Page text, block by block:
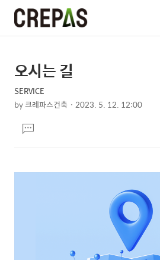
상
세
컨
텐
츠
본
제
목
오시는 길
SERVICE
by크레파스건축 2023. 5. 12. 12:00
문댓
글